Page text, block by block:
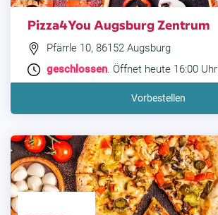
Pizza4You Augsburg Zentrum
Pfärrle 10, 86152 Augsburg
geschlossen. Öffnet heute 16:00 Uhr
Vorbestellen